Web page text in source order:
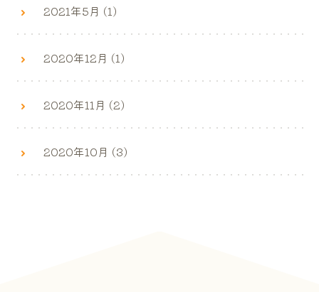
2021年5月 (1)
2020年12月 (1)
2020年11月 (2)
2020年10月 (3)